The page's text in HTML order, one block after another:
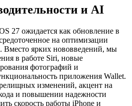
и AI
27 ожидается как обновление в
на оптимизации
Вместо ярких нововведений, мы
в работе Siri, новые
фотографий и
приложения Wallet.
изменений, акцент на
и повышении надежности
скорость работы iPhone и